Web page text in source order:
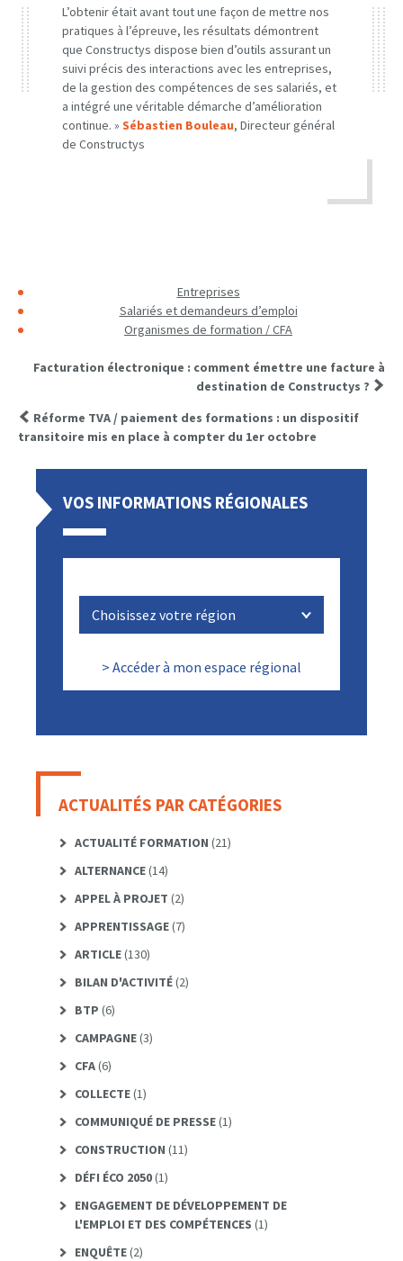
L’obtenir était avant tout une façon de mettre nos
pratiques à l’épreuve, les résultats démontrent
que Constructys dispose bien d’outils assurant un
suivi précis des interactions avec les entreprises,
de la gestion des compétences de ses salariés, et
a intégré une véritable démarche d’amélioration
continue. » Sébastien Bouleau, Directeur général
de Constructys
Entreprises
Salariés et demandeurs d’emploi
Organismes de formation / CFA
Facturation électronique : comment émettre une facture à
destination de Constructys ?
Réforme TVA / paiement des formations : un dispositif
transitoire mis en place à compter du 1er octobre
VOS INFORMATIONS RÉGIONALES
> Accéder à mon espace régional
ACTUALITÉS PAR CATÉGORIES
ACTUALITÉ FORMATION (21)
ALTERNANCE(14)
APPEL À PROJET (2)
APPRENTISSAGE(7)
ARTICLE(130)
BILAN D'ACTIVITÉ(2)
BTP (6)
CAMPAGNE(3)
CFA(6)
COLLECTE(1)
COMMUNIQUÉ DE PRESSE(1)
CONSTRUCTION (11)
DÉFI ÉCO 2050(1)
ENGAGEMENT DE DÉVELOPPEMENT DE
L'EMPLOI ET DES COMPÉTENCES (1)
ENQUÊTE(2)